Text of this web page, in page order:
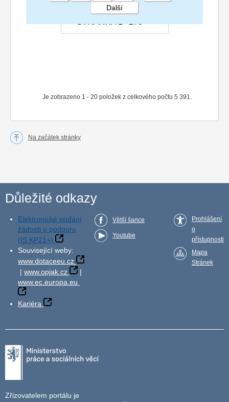
Je zobrazeno 1 - 20 položek z celkového počtu 5 391.
Další
Na začátek stránky
Důležité odkazy
Elektronické podání
žádosti o podporu
(IS KP21+)
Související weby:
www.dotaceeu.cz
| www.opjak.cz
|
www.ec.europa.eu
Kariéra
Větší šance
Youtube
Prohlášení
o
přístupnosti
Mapa
Stránek
Zřizovatelem portálu je